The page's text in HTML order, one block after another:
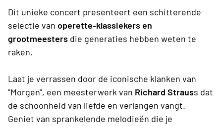
Dit unieke concert presenteert een schitterende
selectie van operette-klassiekers en
grootmeesters die generaties hebben weten te
raken.
Laat je verrassen door de iconische klanken van
"Morgen", een meesterwerk van Richard Strauss dat
de schoonheid van liefde en verlangen vangt.
Geniet van sprankelende melodieën die je